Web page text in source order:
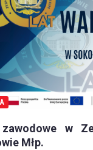
w
Młp.